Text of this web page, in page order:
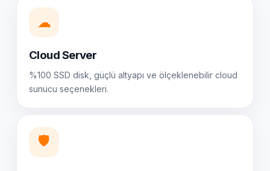
☁
Cloud Server
%100 SSD disk, güçlü altyapı ve ölçeklenebilir cloud
sunucu seçenekleri.
🛡️